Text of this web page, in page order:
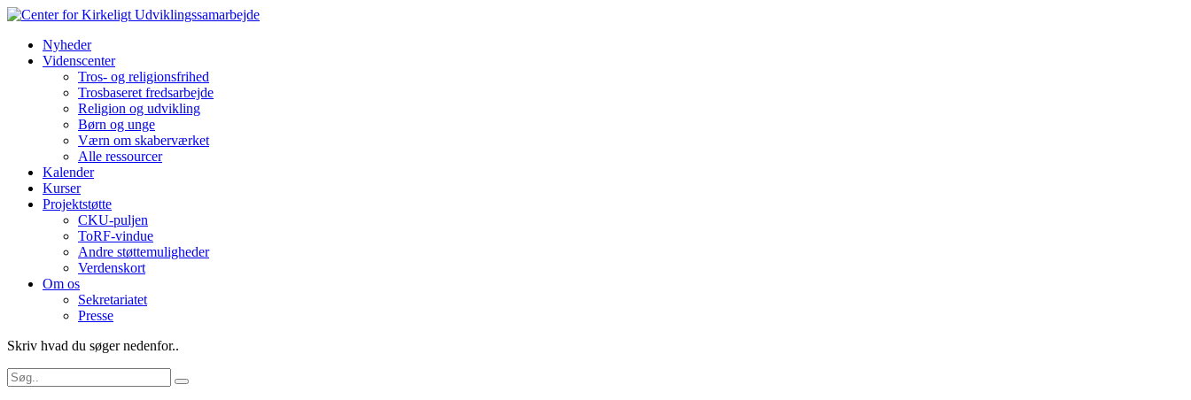
Nyheder
Videnscenter
Tros- og religionsfrihed
Trosbaseret fredsarbejde
Religion og udvikling
Børn og unge
Værn om skaberværket
Alle ressourcer
Kalender
Kurser
Projektstøtte
CKU-puljen
ToRF-vindue
Andre støttemuligheder
Verdenskort
Om os
Sekretariatet
Presse
Skriv hvad du søger nedenfor..